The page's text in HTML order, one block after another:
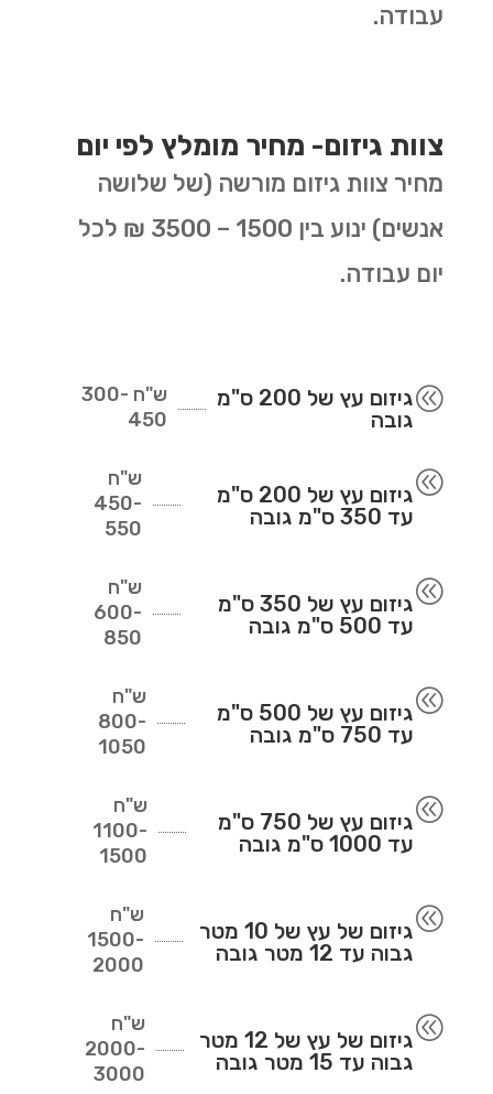
עבודה.
צוות גיזום- מחיר מומלץ לפי יום
מחיר צוות גיזום מורשה (של שלושה
אנשים) ינוע בין 1500 – 3500 ₪ לכל
יום עבודה.
@
גיזום עץ של 200 ס"מ
גובה
ש"ח 300-
450
@
גיזום עץ של 200 ס"מ
עד 350 ס"מ גובה
ש"ח
450-
550
@
גיזום עץ של 350 ס"מ
עד 500 ס"מ גובה
ש"ח
600-
850
@
גיזום עץ של 500 ס"מ
עד 750 ס"מ גובה
ש"ח
800-
1050
@
גיזום עץ של 750 ס"מ
עד 1000 ס"מ גובה
ש"ח
1100-
1500
@
גיזום של עץ של 10 מטר
גבוה עד 12 מטר גובה
ש"ח
1500-
2000
@
גיזום של עץ של 12 מטר
גבוה עד 15 מטר גובה
ש"ח
2000-
3000